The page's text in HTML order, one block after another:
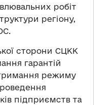
робіт
регіону,
сторони СЦКК
гарантій
режиму
підприємств та